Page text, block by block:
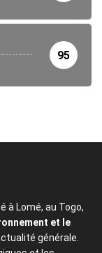
95
à Lomé, au Togo,
et le
générale.